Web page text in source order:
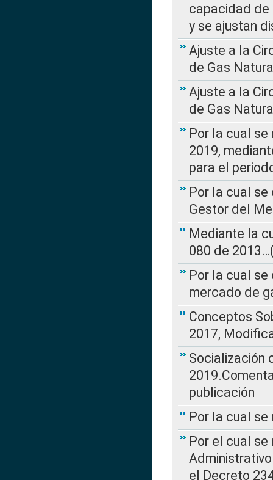
capacidad de
y se ajustan
Ajuste a la
de Gas
Ajuste a la
de Gas
Por la cual se
2019,
para el
Por la cual
Gestor del
Mediante la
080 de
Por la cual
mercado de
Conceptos
2017,
Socialización
publicación
Por la cual se
Por el cual
el Decreto